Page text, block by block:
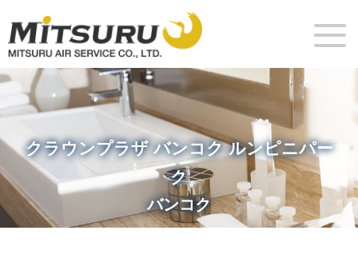
クラウンプラザ バンコク ルンピニパー
ク
バンコク